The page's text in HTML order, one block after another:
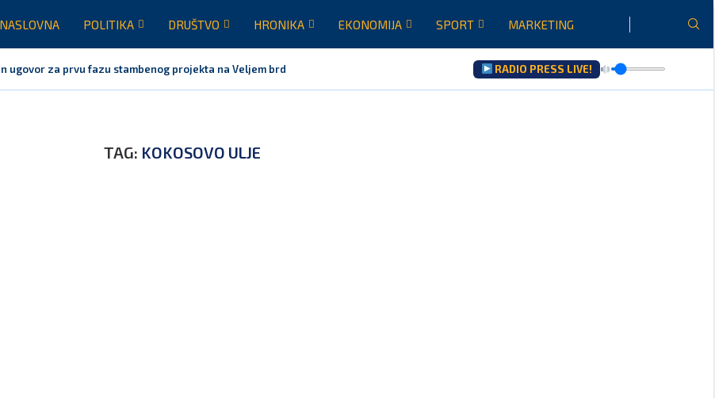
NASLOVNA POLITIKA DRUŠTVO HRONIKA EKONOMIJA SPORT MARKETING
ugovor za prvu fazu stambenog projekta na Veljem brdu vrijednu... RADIO PRESS LIVE!
TAG: KOKOSOVO ULJE